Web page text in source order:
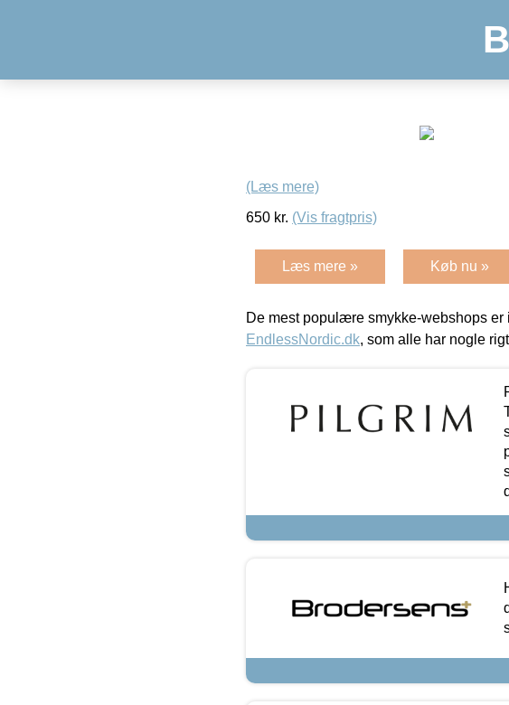
(Læs mere)
650 kr. (Vis fragtpris)
Læs mere » Køb nu »
De mest populære smykke-webshops
EndlessNordic.dk, som alle har nogle